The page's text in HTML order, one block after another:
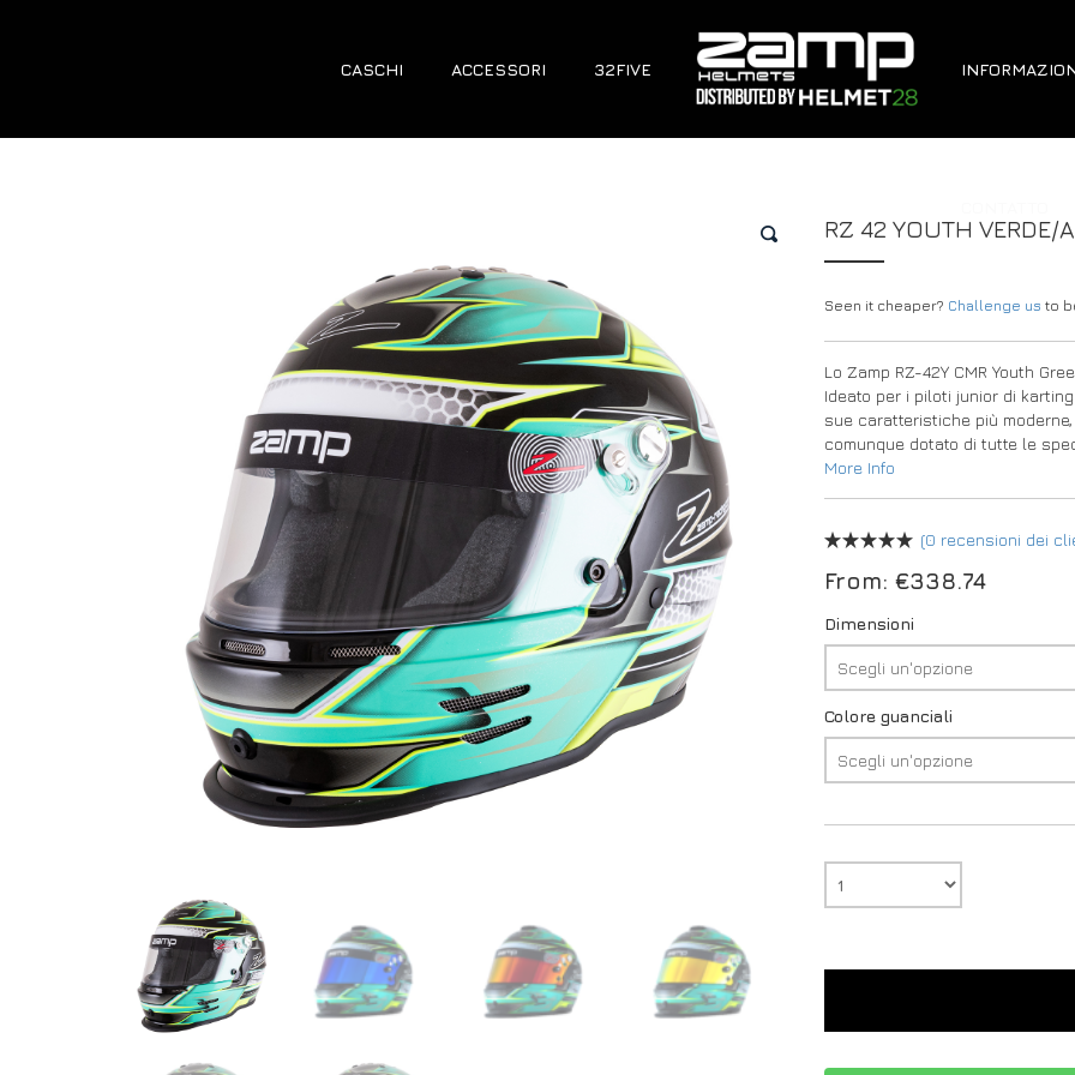
CASCHI ACCESSORI 32FIVE
RZ 42 YOUTH VERDE/
Seen it cheaper? Challenge us to
Lo Zamp RZ-42Y CMR Youth
Ideato per i piloti junior di
sue caratteristiche più
comunque dotato di tutte le
More Info
(0 recensioni dei
From: €338.74
Dimensioni
Colore guanciali